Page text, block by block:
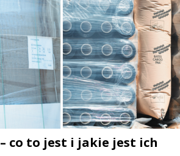
co to jest i jakie jest ich